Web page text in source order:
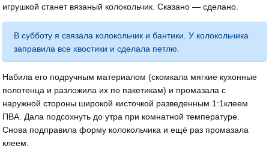
игрушкой станет вязаный колокольчик. Сказано — сделано.
В субботу я связала колокольчик и бантики. У колокольчика
заправила все хвостики и сделала петлю.
Набила его подручным материалом (скомкала мягкие кухонные
полотенца и разложила их по пакетикам) и промазала с
наружной стороны широкой кисточкой разведенным 1:1клеем
ПВА. Дала подсохнуть до утра при комнатной температуре.
Снова подправила форму колокольчика и ещё раз промазала
клеем.